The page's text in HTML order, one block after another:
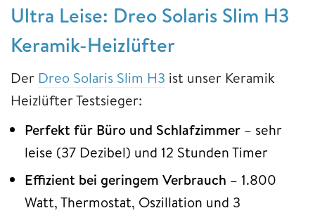
Ultra Leise: Dreo Solaris Slim H3
Keramik-Heizlüfter
Der Dreo Solaris Slim H3 ist unser Keramik
Heizlüfter Testsieger:
Perfekt für Büro und Schlafzimmer – sehr
leise (37 Dezibel) und 12 Stunden Timer
Effizient bei geringem Verbrauch – 1.800
Watt, Thermostat, Oszillation und 3